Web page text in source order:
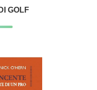
GOLF